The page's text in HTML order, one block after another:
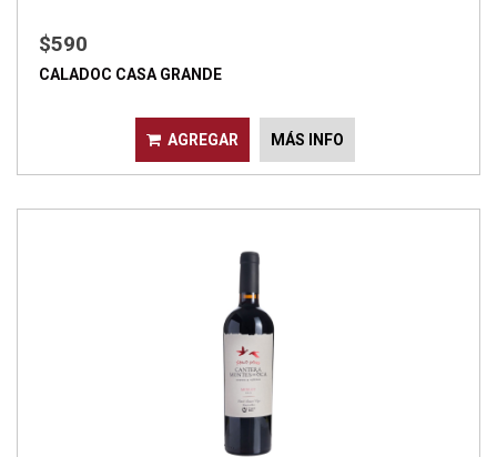
$590
CALADOC CASA GRANDE
AGREGAR MÁS INFO